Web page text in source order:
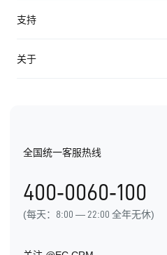
企业服务
医疗美容
支持
帮助中心
关于
EC荣誉
联系EC
全国统一客服热线
400-0060-100
(每天：8:00 — 22:00 全年无休)